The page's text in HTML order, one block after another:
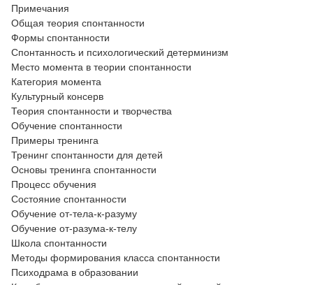
Примечания
Общая теория спонтанности
Формы спонтанности
Спонтанность и психологический детерминизм
Место момента в теории спонтанности
Категория момента
Культурный консерв
Теория спонтанности и творчества
Обучение спонтанности
Примеры тренинга
Тренинг спонтанности для детей
Основы тренинга спонтанности
Процесс обучения
Состояние спонтанности
Обучение от-тела-к-разуму
Обучение от-разума-к-телу
Школа спонтанности
Методы формирования класса спонтанности
Психодрама в образовании